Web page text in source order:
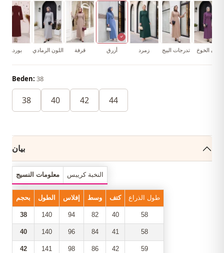
بوردو اللون الرمادي قرفة أزرق زمرد تدرجات البيج لون الخوخ
Beden: 38
38 40 42 44
بيان
معلومات النسيج النخبة كريبس
بحجم الطول إفلاس وسط كتف طول الذراع
38 140 94 82 40 58
40 140 96 84 41 58
42 141 98 86 42 59